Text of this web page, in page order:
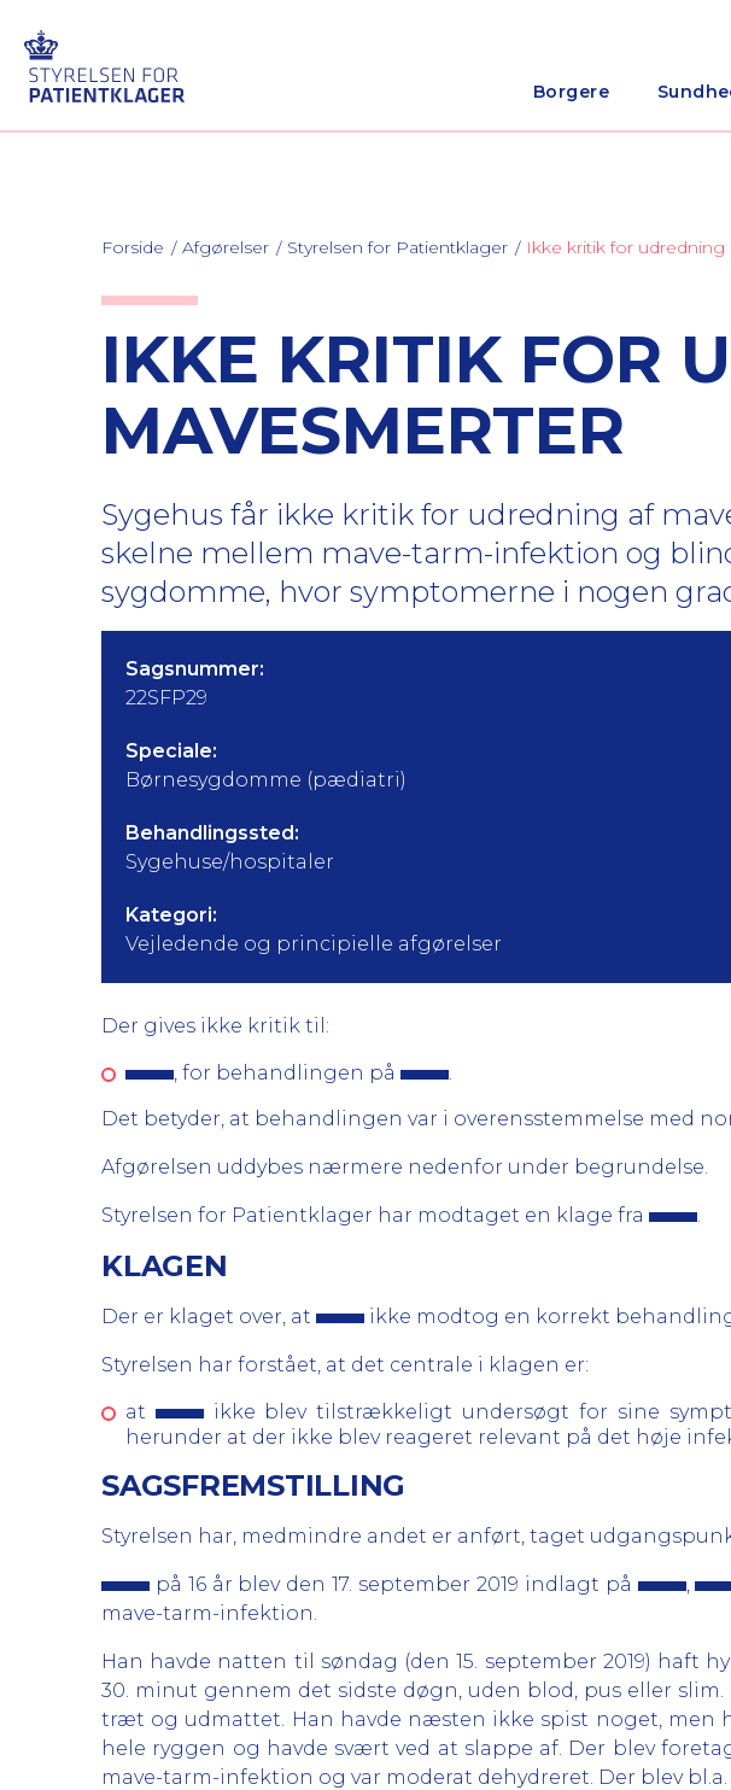
Borgere
Forside Afgørelser Styrelsen for Patientklager Ikke kritik for
IKKE KRITIK FOR
MAVESMERTER
Sygehus får ikke kritik for udredning af
skelne mellem mave-tarm-infektion og
sygdomme, hvor symptomerne i nogen
Sagsnummer:
22SFP29
Speciale:
Børnesygdomme (pædiatri)
Behandlingssted:
Sygehuse/hospitaler
Kategori:
Vejledende og principielle afgørelser
Der gives ikke kritik til:
, for behandlingen på
.
Det betyder, at behandlingen var i overensstemmelse med
Afgørelsen uddybes nærmere nedenfor under begrundelse.
Styrelsen for Patientklager har modtaget en klage fra .
KLAGEN
Der er klaget over, at ikke modtog en korrekt
Styrelsen har forstået, at det centrale i klagen er:
at
ikke blev tilstrækkeligt undersøgt for sine
herunder at der ikke blev reageret relevant på det høje
SAGSFREMSTILLING
Styrelsen har, medmindre andet er anført, taget
på 16 år blev den 17. september 2019 indlagt på ,
mave-tarm-infektion.
Han havde natten til søndag (den 15. september 2019) haft
30. minut gennem det sidste døgn, uden blod, pus eller
træt og udmattet. Han havde næsten ikke spist noget, men
hele ryggen og havde svært ved at slappe af. Der blev
mave-tarm-infektion og var moderat dehydreret. Der blev